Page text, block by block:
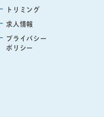
トリミング
求人情報
プライバシー
ポリシー